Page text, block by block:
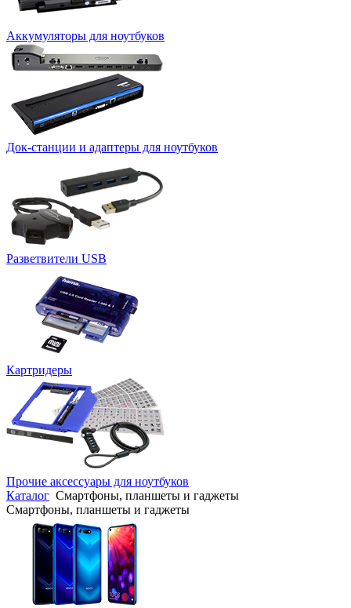
Аккумуляторы для ноутбуков
Док-станции и адаптеры для ноутбуков
Разветвители USB
Картридеры
Прочие аксессуары для ноутбуков
Каталог Смартфоны, планшеты и гаджеты
Смартфоны, планшеты и гаджеты